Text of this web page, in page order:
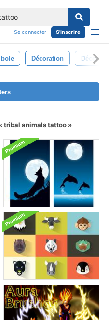
Se connecter S'inscrire
Décoration Décor
tribal animals tattoo